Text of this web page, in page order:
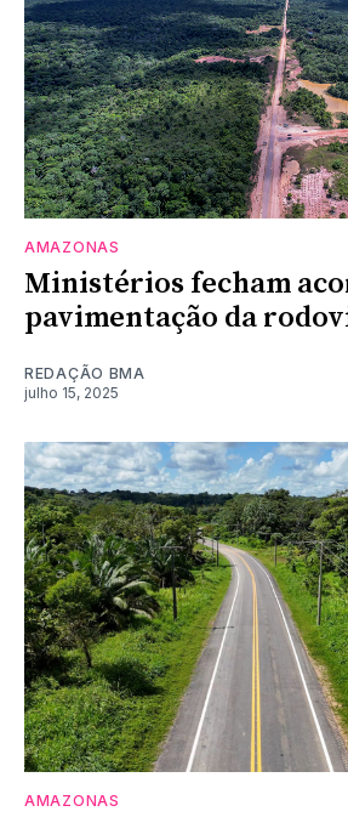
AMAZONAS
Ministérios fecham
pavimentação da
REDAÇÃO BMA
julho 15, 2025
AMAZONAS